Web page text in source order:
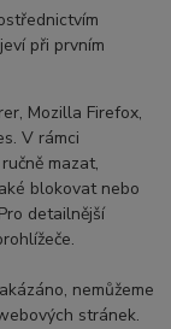
při prvním
Mozilla Firefox,
V rámci
mazat,
blokovat nebo
detailnější
nemůžeme
stránek.